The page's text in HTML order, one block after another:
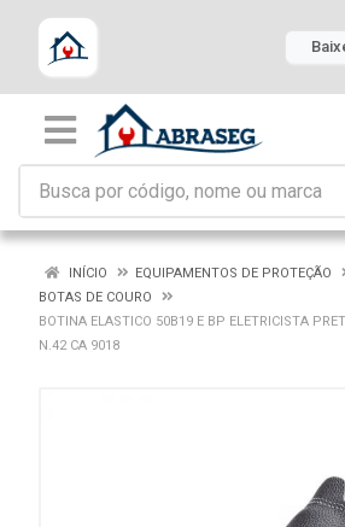
INÍCIO
EQUIPAMENTOS DE PROTEÇÃO
BOTAS DE COURO
BOTINA ELASTICO 50B19 E BP ELETRICISTA
N.42 CA 9018